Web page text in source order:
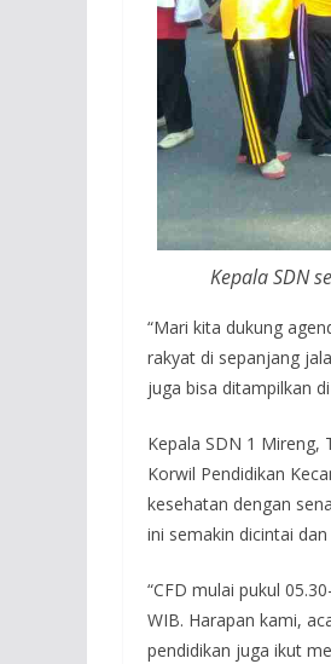
Kepala SDN
“Mari kita dukung
rakyat di sepanjang
juga bisa ditampilkan
Kepala SDN 1 Mireng,
Korwil Pendidikan
kesehatan dengan
ini semakin dicintai
“CFD mulai pukul
WIB. Harapan kami,
pendidikan juga ikut